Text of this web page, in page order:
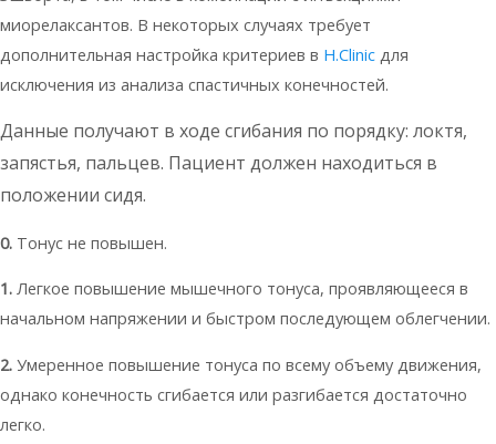
миорелаксантов. В некоторых случаях требует
дополнительная настройка критериев в H.Clinic для
исключения из анализа спастичных конечностей.
Данные получают в ходе сгибания по порядку: локтя,
запястья, пальцев. Пациент должен находиться в
положении сидя.
0. Тонус не повышен.
1. Легкое повышение мышечного тонуса, проявляющееся в
начальном напряжении и быстром последующем облегчении.
2. Умеренное повышение тонуса по всему объему движения,
однако конечность сгибается или разгибается достаточно
легко.